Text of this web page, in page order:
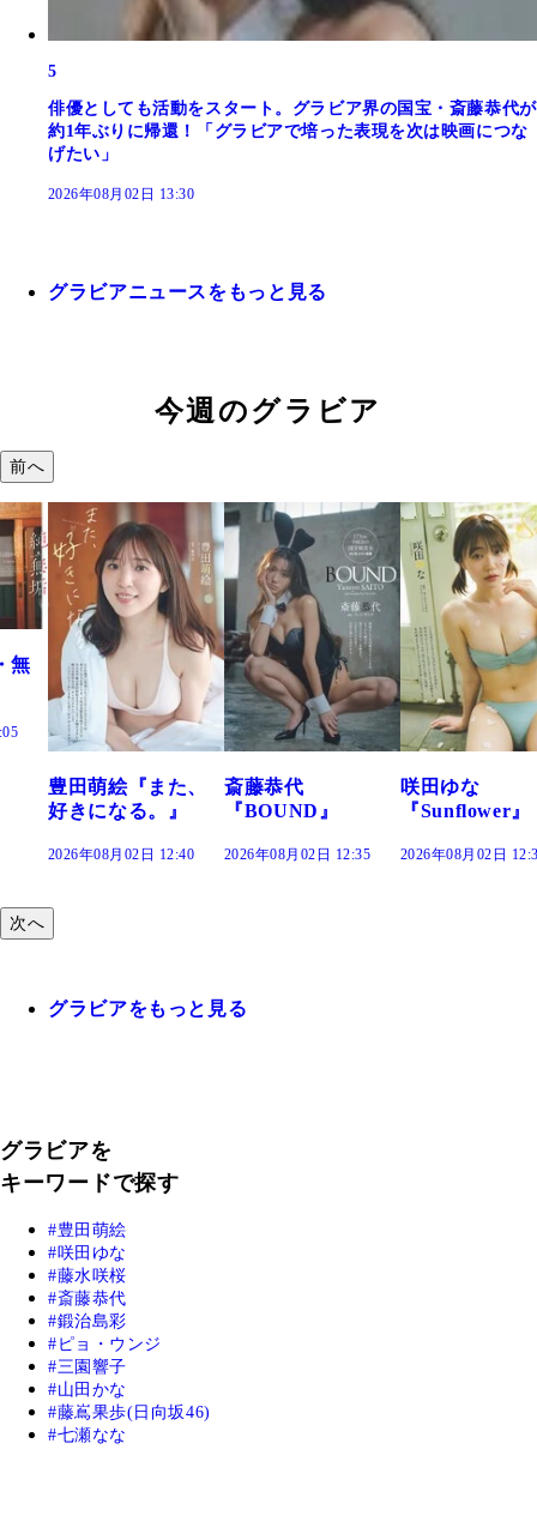
5
俳優としても活動をスタート。グラビア界の国宝・斎藤恭代が
約1年ぶりに帰還！「グラビアで培った表現を次は映画につな
げたい」
2026年08月02日 13:30
グラビアニュースをもっと見る
今週のグラビア
前へ
斎藤恭代
『BOUND』
2026年08月02日 12:35
咲田ゆな
『Sunflower』
2026年08月02日 12:30
藤水咲桜『花
だまり』
2026年08月02日
次へ
グラビアをもっと見る
グラビアを
キーワードで探す
豊田萌絵
咲田ゆな
藤水咲桜
斎藤恭代
鍛治島彩
ピョ・ウンジ
三園響子
山田かな
藤嶌果歩(日向坂46)
七瀬なな